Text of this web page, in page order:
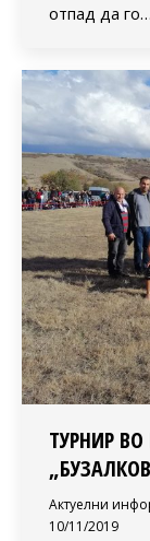
отпад да го…
ТУРНИР
Актуелни
10/11/2019